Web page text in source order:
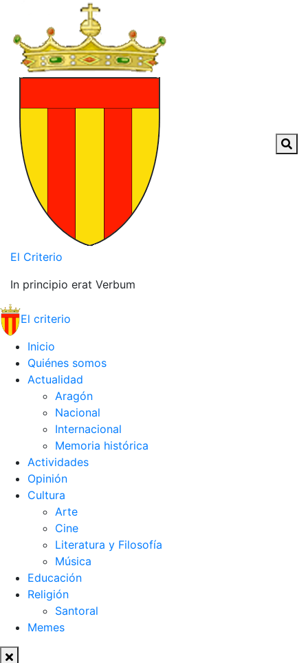
El Criterio
In principio erat Verbum
El criterio
Inicio
Quiénes somos
Actualidad
Aragón
Nacional
Internacional
Memoria histórica
Actividades
Opinión
Cultura
Arte
Cine
Literatura y Filosofía
Música
Educación
Religión
Santoral
Memes